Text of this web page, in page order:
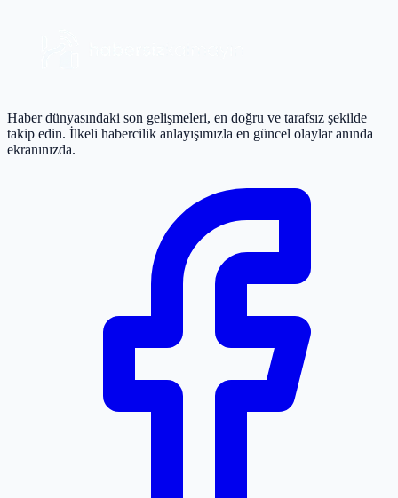
Haber dünyasındaki son gelişmeleri, en doğru ve tarafsız şekilde
takip edin. İlkeli habercilik anlayışımızla en güncel olaylar anında
ekranınızda.